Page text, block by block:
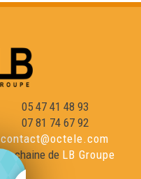
05 47 41 48 93
07 81 74 67 92
contact@octele.com
une chaine de LB Groupe